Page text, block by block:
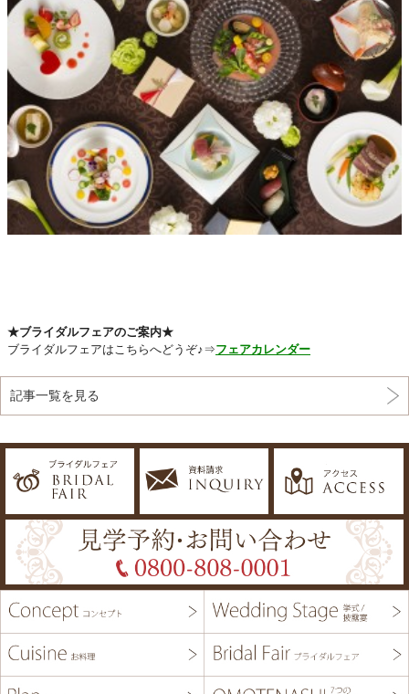
★ブライダルフェアのご案内★
ブライダルフェアはこちらへどうぞ♪⇒フェアカレンダー
記事一覧を見る